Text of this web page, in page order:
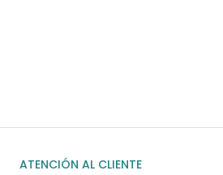
ATENCIÓN AL CLIENTE